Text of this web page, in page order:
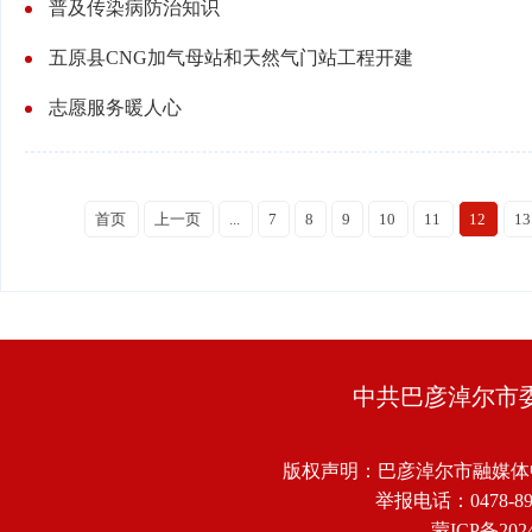
普及传染病防治知识
五原县CNG加气母站和天然气门站工程开建
志愿服务暖人心
首页 上一页 ... 7 8 9 10 11 12 13
中共巴彦淖尔市
版权声明：巴彦淖尔市融媒
举报电话：0478-